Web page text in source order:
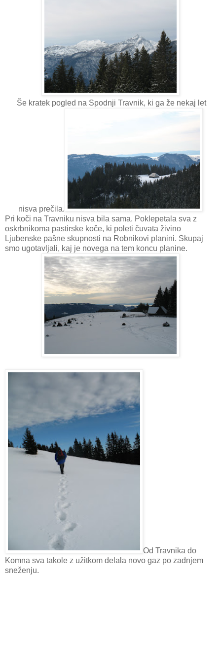
Še kratek pogled na Spodnji Travnik, ki ga že nekaj let
nisva prečila.
Pri koči na Travniku nisva bila sama. Poklepetala sva z
oskrbnikoma pastirske koče, ki poleti čuvata živino
Ljubenske pašne skupnosti na Robnikovi planini. Skupaj
smo ugotavljali, kaj je novega na tem koncu planine.
Od Travnika do
Komna sva takole z užitkom delala novo gaz po zadnjem
sneženju.